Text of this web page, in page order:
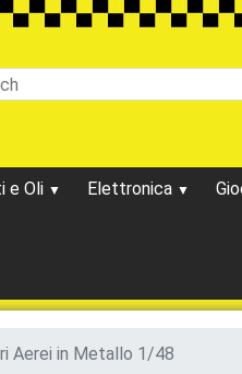
e Oli Elettronica
Aerei in Metallo 1/48